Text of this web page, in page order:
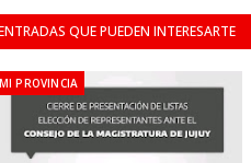
QUE PUEDEN INTERESARTE
MI PROVINCIA